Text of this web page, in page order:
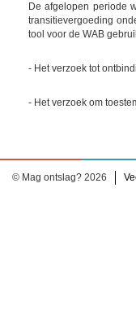
De afgelopen periode
transitievergoeding
tool voor de WAB
- Het verzoek tot
- Het verzoek om
© Mag ontslag? 2026